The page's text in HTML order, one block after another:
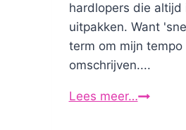
hardlopers die altijd
uitpakken. Want
term om mijn tempo
omschrijven....
Lees meer…